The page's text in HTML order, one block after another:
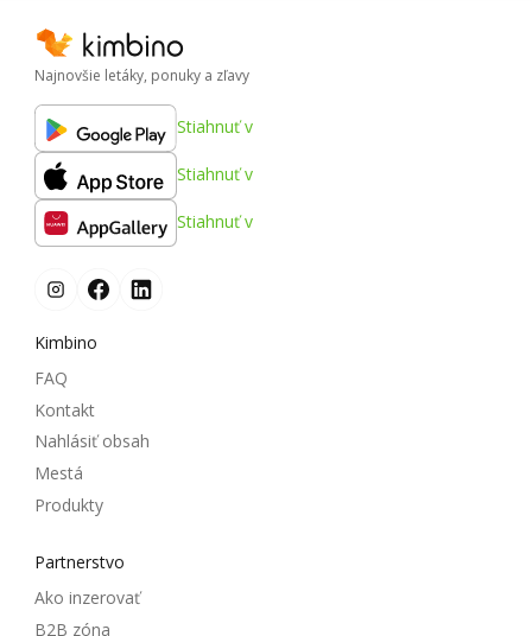
Najnovšie letáky, ponuky a zľavy
Stiahnuť v
Stiahnuť v
Stiahnuť v
Kimbino
FAQ
Kontakt
Nahlásiť obsah
Mestá
Produkty
Partnerstvo
Ako inzerovať
B2B zóna